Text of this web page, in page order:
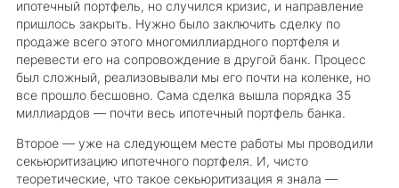
ипотечный портфель, но случился кризис, и направление
пришлось закрыть. Нужно было заключить сделку по
продаже всего этого многомиллиардного портфеля и
перевести его на сопровождение в другой банк. Процесс
был сложный, реализовывали мы его почти на коленке, но
все прошло бесшовно. Сама сделка вышла порядка 35
миллиардов — почти весь ипотечный портфель банка.
Второе — уже на следующем месте работы мы проводили
секьюритизацию ипотечного портфеля. И, чисто
теоретические, что такое секьюритизация я знала —